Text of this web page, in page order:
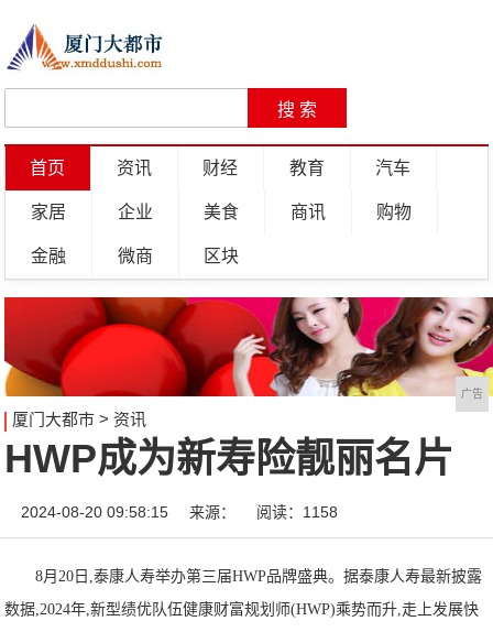
首页 资讯 财经 教育 汽车
家居 企业 美食 商讯 购物
金融 微商 区块
广告
厦门大都市> 资讯
HWP成为新寿险靓丽名片
2024-08-20 09:58:15 来源： 阅读：1158
8月20日,泰康人寿举办第三届HWP品牌盛典。据泰康人寿最新披露
数据,2024年,新型绩优队伍健康财富规划师(HWP)乘势而升,走上发展快